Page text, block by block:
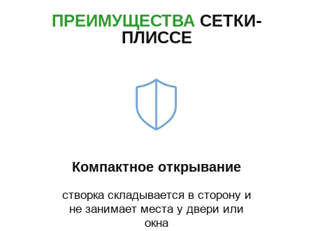
ПРЕИМУЩЕСТВА СЕТКИ-
ПЛИССЕ
Компактное открывание
створка складывается в сторону и
не занимает места у двери или
окна